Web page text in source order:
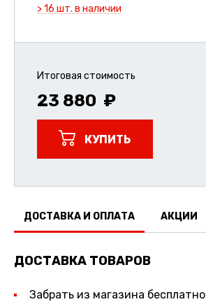
> 16 шт. в наличии
Итоговая стоимость
23 880
КУПИТЬ
ДОСТАВКА И ОПЛАТА АКЦИИ
ДОСТАВКА ТОВАРОВ
Забрать из магазина бесплатно